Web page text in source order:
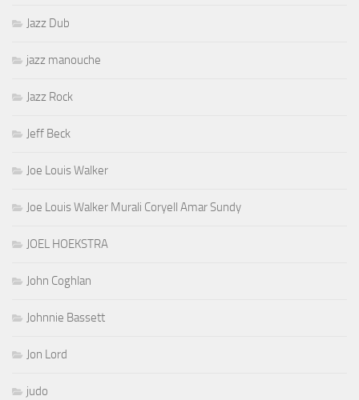
Jazz Dub
jazz manouche
Jazz Rock
Jeff Beck
Joe Louis Walker
Joe Louis Walker Murali Coryell Amar Sundy
JOEL HOEKSTRA
John Coghlan
Johnnie Bassett
Jon Lord
judo